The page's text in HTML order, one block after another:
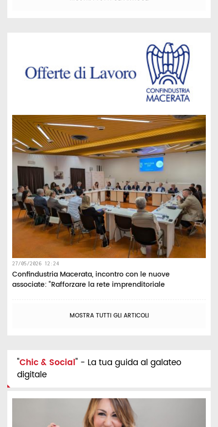
27/05/2026 12:24
Confindustria Macerata, incontro con le nuove
associate: “Rafforzare la rete imprenditoriale
MOSTRA TUTTI GLI ARTICOLI
"Chic & Social" - La tua guida al galateo
digitale